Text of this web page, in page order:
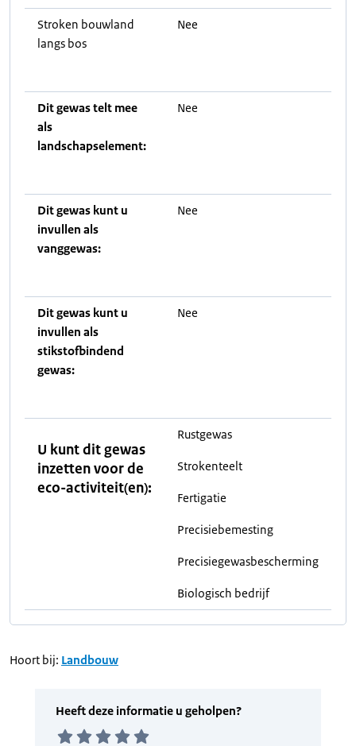
Stroken bouwland
langs bos
Nee
Dit gewas telt mee
als
landschapselement:
Nee
Dit gewas kunt u
invullen als
vanggewas:
Nee
Dit gewas kunt u
invullen als
stikstofbindend
gewas:
Nee
U kunt dit gewas
inzetten voor de
eco-activiteit(en):
Rustgewas
Strokenteelt
Fertigatie
Precisiebemesting
Precisiegewasbescherming
Biologisch bedrijf
Hoort bij: Landbouw